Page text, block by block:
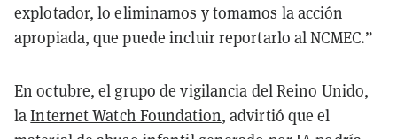
explotador, lo eliminamos y tomamos la acción
apropiada, que puede incluir reportarlo al NCMEC.”
En octubre, el grupo de vigilancia del Reino Unido,
laInternet Watch Foundation, advirtió que el